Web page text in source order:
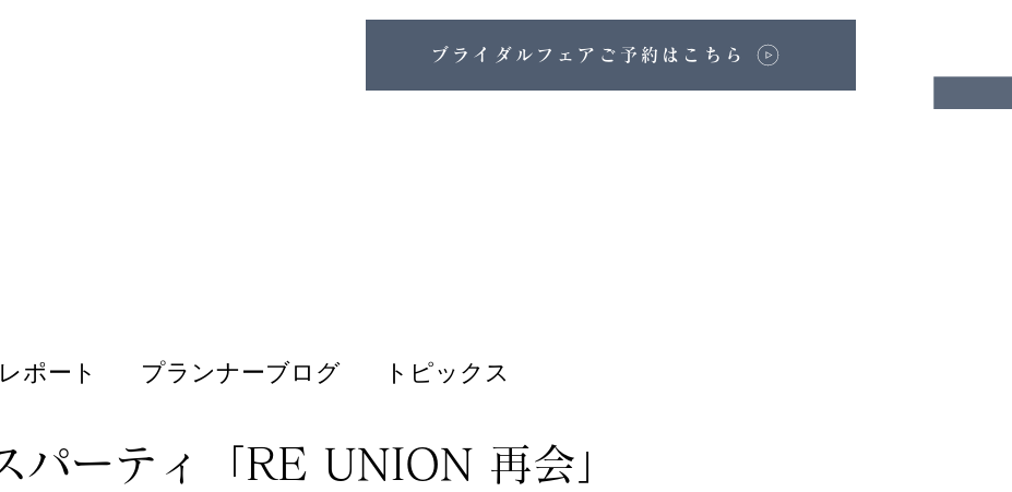
ブライダルフェアご予約はこちら
ポート プランナーブログ トピックス
パーティ「RE UNION 再会」